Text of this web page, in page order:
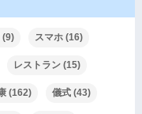
(9) スマホ(16)
レストラン(15)
(162) 儀式(43)